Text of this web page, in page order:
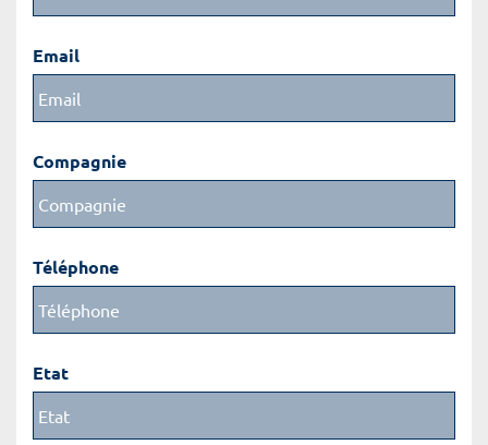
Email
Compagnie
Téléphone
Etat